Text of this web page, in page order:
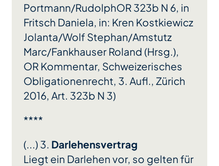
Portmann/RudolphOR 323b N 6, in
Fritsch Daniela, in: Kren Kostkiewicz
Jolanta/Wolf Stephan/Amstutz
Marc/Fankhauser Roland (Hrsg.),
OR Kommentar, Schweizerisches
Obligationenrecht, 3. Aufl., Zürich
2016, Art. 323b N 3)
****
(...) 3. Darlehensvertrag
Liegt ein Darlehen vor, so gelten für